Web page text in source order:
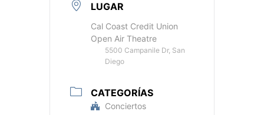
LUGAR
Cal Coast Credit Union
Open Air Theatre
5500 Campanile Dr, San
Diego
CATEGORÍAS
Conciertos